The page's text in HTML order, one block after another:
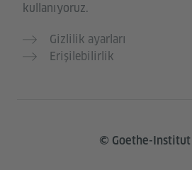
kullanıyoruz.
Gizlilik ayarları
Erişilebilirlik
© Goethe-Institut